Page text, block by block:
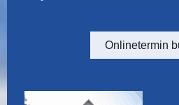
Onlinetermin